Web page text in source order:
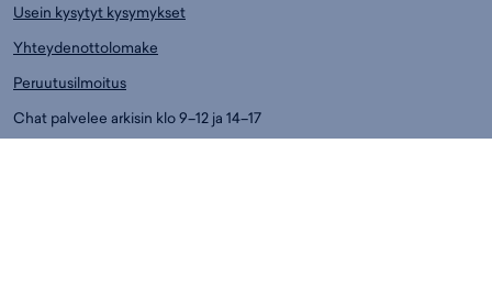
Usein kysytyt kysymykset
Yhteydenottolomake
Peruutusilmoitus
Chat palvelee arkisin klo 9–12 ja 14–17